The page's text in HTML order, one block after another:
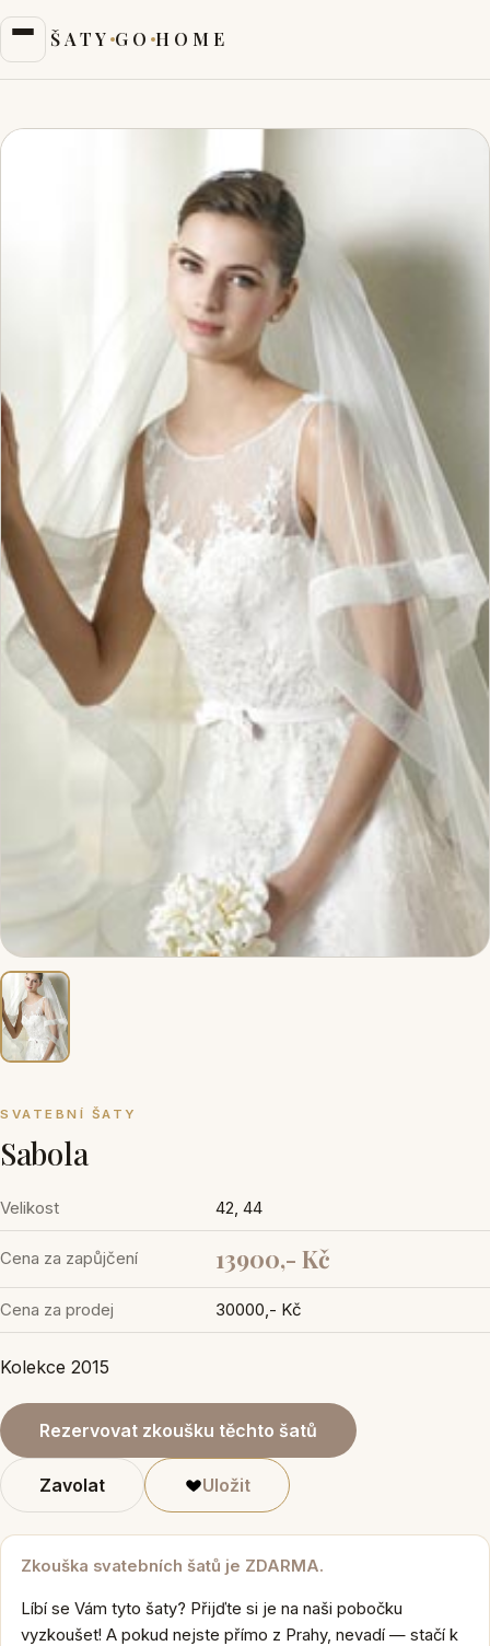
ŠATY GO HOME
SVATEBNÍ ŠATY
Sabola
Velikost 42, 44
Cena za zapůjčení 13900,- Kč
Cena za prodej 30000,- Kč
Kolekce 2015
Rezervovat zkoušku těchto šatů
Zavolat Uložit
Zkouška svatebních šatů je ZDARMA.
Líbí se Vám tyto šaty? Přijďte si je na naši pobočku
vyzkoušet! A pokud nejste přímo z Prahy, nevadí — stačí k